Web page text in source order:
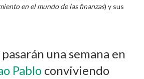
en el mundo de las finanzas) y sus
una semana en
Pablo conviviendo